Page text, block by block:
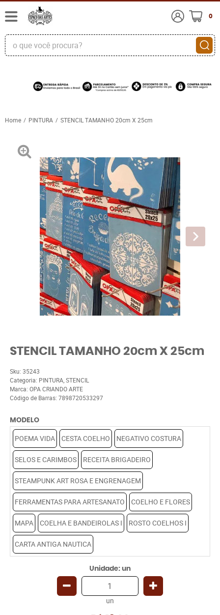
0
Home PINTURA STENCIL TAMANHO 20cm X 25cm
STENCIL TAMANHO 20cm X 25cm
Sku: 35243
Categoria: PINTURA STENCIL
Marca: OPA CRIANDO ARTE
Código de Barras: 7898720533297
MODELO
POEMA VIDA CESTA COELHO NEGATIVO COSTURA
SELOS E CARIMBOS RECEITA BRIGADEIRO
STEAMPUNK ART ROSA E ENGRENAGEM
FERRAMENTAS PARA ARTESANATO COELHO E FLORES
MAPA COELHA E BANDEIROLAS I ROSTO COELHOS I
CARTA ANTIGA NAUTICA
Unidade: un
un